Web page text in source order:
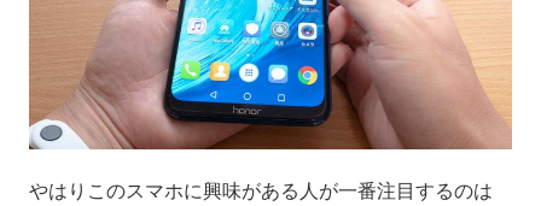
やはりこのスマホに興味がある人が一番注目するのは